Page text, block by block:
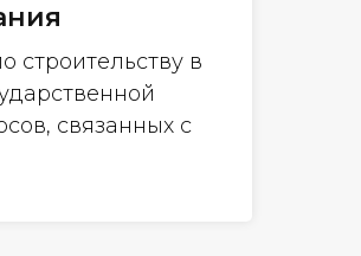
строительству в
связанных с